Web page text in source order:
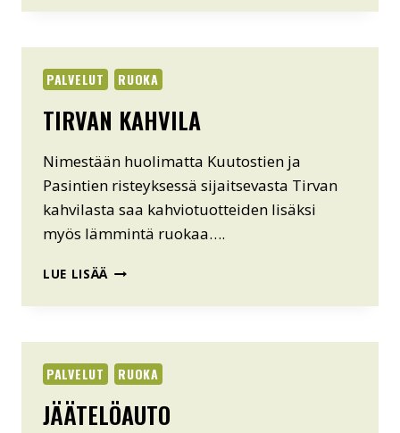
PALVELUT RUOKA
TIRVAN KAHVILA
Nimestään huolimatta Kuutostien ja
Pasintien risteyksessä sijaitsevasta Tirvan
kahvilasta saa kahviotuotteiden lisäksi
myös lämmintä ruokaa….
LUE LISÄÄ TIRVAN
PALVELUT RUOKA
JÄÄTELÖAUTO